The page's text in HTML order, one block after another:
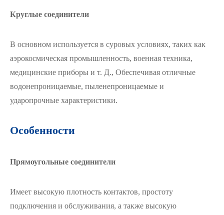
Круглые соединители
В основном используется в суровых условиях, таких как
аэрокосмическая промышленность, военная техника,
медицинские приборы и т. Д., Обеспечивая отличные
водонепроницаемые, пыленепроницаемые и
ударопрочные характеристики.
Особенности
Прямоугольные соединители
Имеет высокую плотность контактов, простоту
подключения и обслуживания, а также высокую